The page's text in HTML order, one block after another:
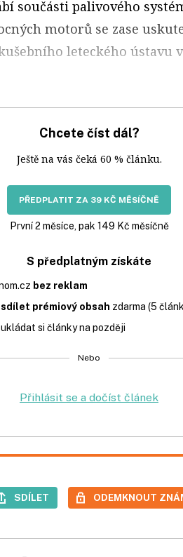
součásti palivového
motorů se zase
leteckého ústavu v
Chcete číst dál?
Ještě na vás čeká 60 % článku.
PŘEDPLATIT ZA 39 KČ MĚSÍČNĚ
První 2 měsíce, pak 149 Kč měsíčně
S předplatným získáte
bez reklam
sdílet prémiový obsah zdarma (5
si články na později
Nebo
Přihlásit se a dočíst článek
SDÍLET ODEMKNOUT